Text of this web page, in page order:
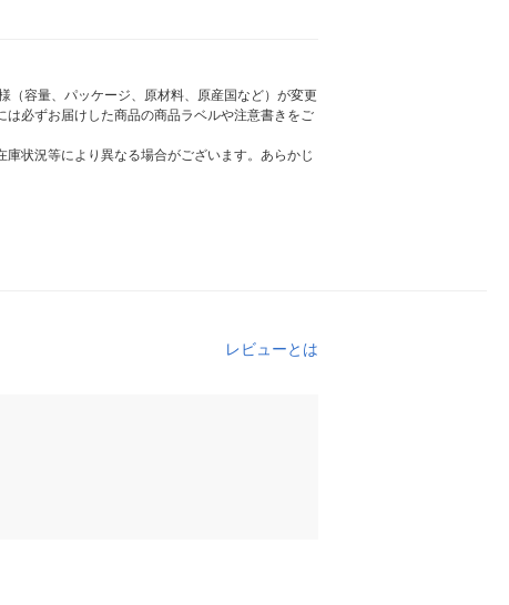
（容量、パッケージ、原材料、原産国など）が変更
必ずお届けした商品の商品ラベルや注意書きをご
状況等により異なる場合がございます。あらかじ
レビューとは